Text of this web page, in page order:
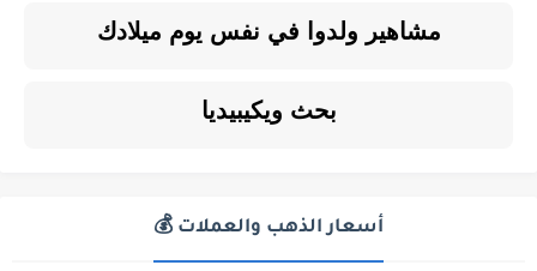
مشاهير ولدوا في نفس يوم ميلادك
بحث ويكيبيديا
أسعار الذهب والعملات 💰